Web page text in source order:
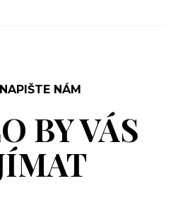
NAPIŠTE NÁM
BY VÁS